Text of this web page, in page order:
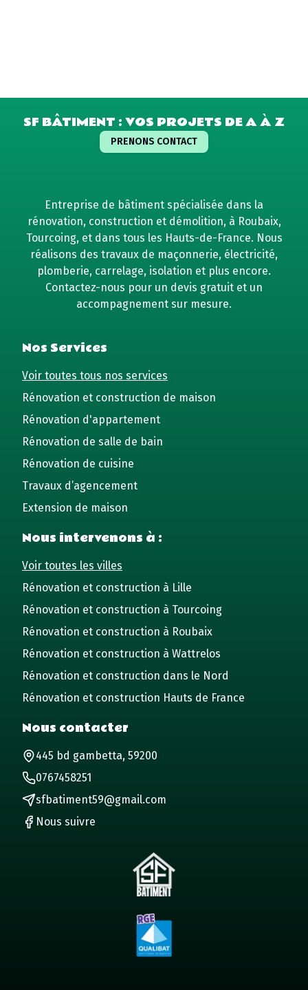
SF BÂTIMENT : VOS PROJETS DE A À Z
PRENONS CONTACT
Entreprise de bâtiment spécialisée dans la
rénovation, construction et démolition, à Roubaix,
Tourcoing, et dans tous les Hauts-de-France. Nous
réalisons des travaux de maçonnerie, électricité,
plomberie, carrelage, isolation et plus encore.
Contactez-nous pour un devis gratuit et un
accompagnement sur mesure.
Nos Services
Voir toutes tous nos services
Rénovation et construction de maison
Rénovation d'appartement
Rénovation de salle de bain
Rénovation de cuisine
Travaux d’agencement
Extension de maison
Nous intervenons à :
Voir toutes les villes
Rénovation et construction à Lille
Rénovation et construction à Tourcoing
Rénovation et construction à Roubaix
Rénovation et construction à Wattrelos
Rénovation et construction dans le Nord
Rénovation et construction Hauts de France
Nous contacter
445 bd gambetta, 59200
0767458251
sfbatiment59@gmail.com
Nous suivre